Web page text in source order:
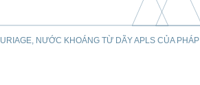
URIAGE, NƯỚC KHOÁNG TỪ DÃY APLS CỦA PHÁP